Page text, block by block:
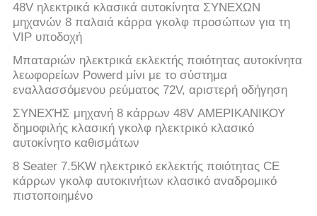
ΕΠΙΚΟΙΝΩΝΉΣΤΕ
ΜΑΖΊ
ΜΑΣ
ΕΙΔΉΣΕΙΣ
ΖΗΤΉΣΤΕ
ΜΙΑ
ΠΡΟΣΦΟΡΆ
48V ηλεκτρικά κλασικά αυτοκίνητα ΣΥΝΕΧΩΝ
μηχανών 8 παλαιά κάρρα γκολφ προσώπων για τη
VIP υποδοχή
Μπαταριών ηλεκτρικά εκλεκτής ποιότητας αυτοκίνητα
λεωφορείων Powerd μίνι με το σύστημα
εναλλασσόμενου ρεύματος 72V, αριστερή οδήγηση
ΣΥΝΕΧΉΣ μηχανή 8 κάρρων 48V ΑΜΕΡΙΚΑΝΙΚΟΥ
δημοφιλής κλασική γκολφ ηλεκτρικό κλασικό
αυτοκίνητο καθισμάτων
8 Seater 7.5KW ηλεκτρικό εκλεκτής ποιότητας CE
κάρρων γκολφ αυτοκινήτων κλασικό αναδρομικό
πιστοποιημένο